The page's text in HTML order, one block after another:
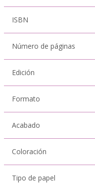
ISBN
Número de páginas
Edición
Formato
Acabado
Coloración
Tipo de papel